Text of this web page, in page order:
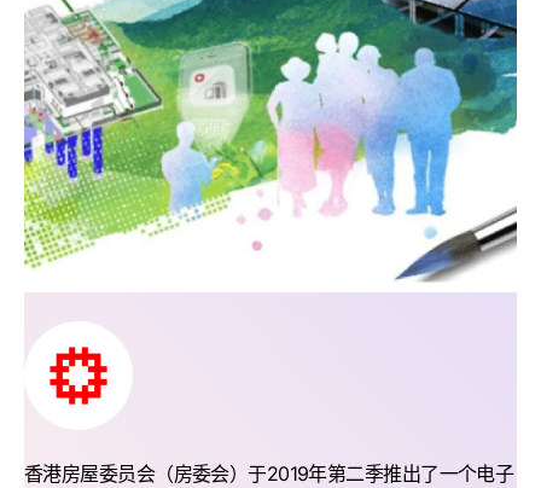
香港房屋委员会（房委会）于2019年第二季推出了一个电子